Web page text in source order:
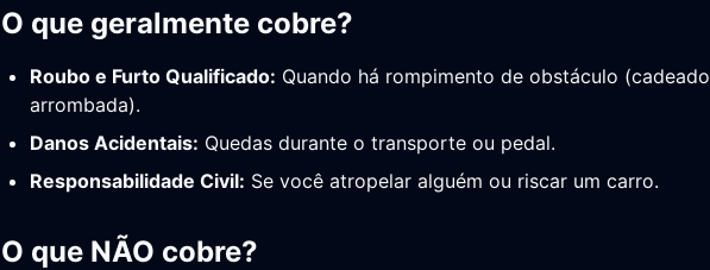
O que geralmente cobre?
Roubo e Furto Qualificado: Quando há rompimento de obstáculo
arrombada).
Danos Acidentais: Quedas durante o transporte ou pedal.
Responsabilidade Civil: Se você atropelar alguém ou riscar um carro.
O que NÃO cobre?